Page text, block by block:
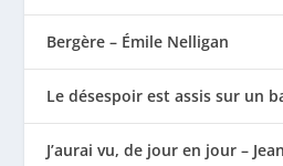
Bergère – Émile Nelligan
Le désespoir est assis sur un
J’aurai vu, de jour en jour –